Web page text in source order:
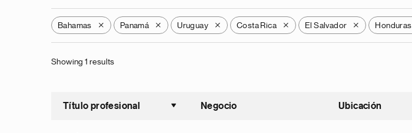
Bahamas X Panamá X Uruguay X Costa Rica X El Salvador X Honduras
Showing 1 results
Título profesional
Ordenar ascendente
Negocio Ubicación